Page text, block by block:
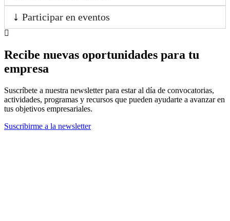
Participar en eventos
Recibe nuevas oportunidades para tu
empresa
Suscríbete a nuestra newsletter para estar al día de convocatorias,
actividades, programas y recursos que pueden ayudarte a avanzar en
tus objetivos empresariales.
Suscribirme a la newsletter